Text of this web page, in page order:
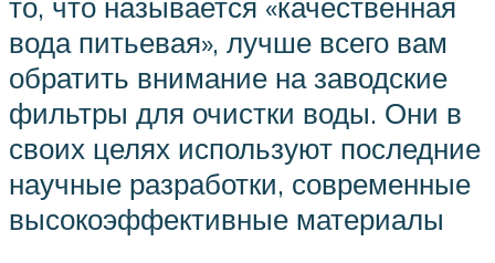
вода питьевая», лучше всего вам
обратить внимание на заводские
фильтры для очистки воды. Они в
своих целях используют последние
научные разработки, современные
высокоэффективные материалы